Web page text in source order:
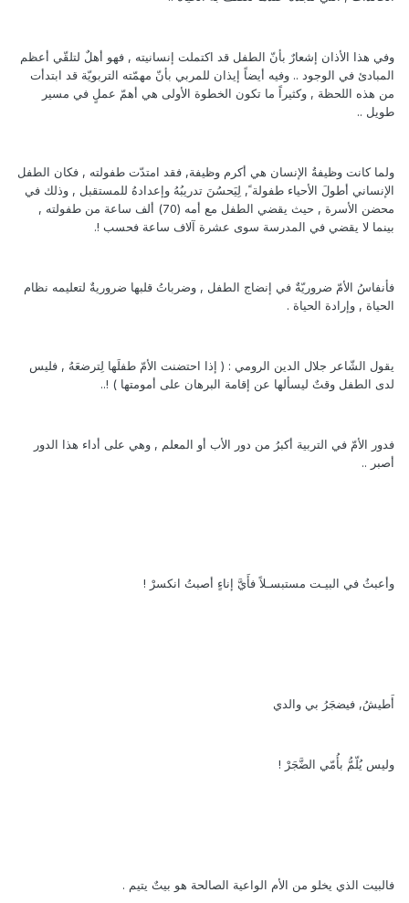
وفي هذا الأذان إشعارٌ بأنّ الطفل قد اكتملت إنسانيته , فهو أهلٌ لتلقّي أعظم
المبادئ في الوجود .. وفيه أيضاً إيذان للمربي بأنّ مهمّته التربويّة قد ابتدأت
من هذه اللحظة , وكثيراً ما تكون الخطوة الأولى هي أهمّ عملٍ في مسير
طويل ..
ولما كانت وظيفةُ الإنسان هي أكرم وظيفة, فقد امتدّت طفولته , فكان الطفل
الإنساني أطولَ الأحياء طفولة ً, لِيَحسُنَ تدريبُهُ وإعدادهُ للمستقبل , وذلك في
محضن الأسرة , حيث يقضي الطفل مع أمه (70) ألف ساعة من طفولته ,
بينما لا يقضي في المدرسة سوى عشرة آلاف ساعة فحسب !.
فأنفاسُ الأمّ ضروريّةٌ في إنضاج الطفل , وضرباتُ قلبها ضروريةٌ لتعليمه نظام
الحياة , وإرادة الحياة .
يقول الشّاعر جلال الدين الرومي : ( إذا احتضنت الأمّ طفلَها لِترضعَهُ , فليس
لدى الطفل وقتٌ ليسألها عن إقامة البرهان على أمومتها ) !..
فدور الأمّ في التربية أكبرُ من دور الأب أو المعلم , وهي على أداء هذا الدور
أصبر ..
وأعبثُ في البيـت مستبسـلاً فأَيَّ إناءٍ أصبتُ انكسرْ !
أَطيشُ, فيضجَرُ بي والدي
وليس يُلّمُّ بأُمّي الضَّجَرْ !
فالبيت الذي يخلو من الأم الواعية الصالحة هو بيتٌ يتيم .